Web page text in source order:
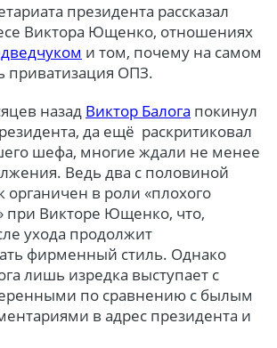
президента рассказал
Виктора Ющенко, отношениях
и том, почему на самом
приватизация ОПЗ.
назад Виктор Балога покинул
да ещё раскритиковал
шефа, многие ждали не менее
Ведь два с половиной
органичен в роли «плохого
при Викторе Ющенко, что,
ухода продолжит
фирменный стиль. Однако
лишь изредка выступает с
по сравнению с былым
в адрес президента и